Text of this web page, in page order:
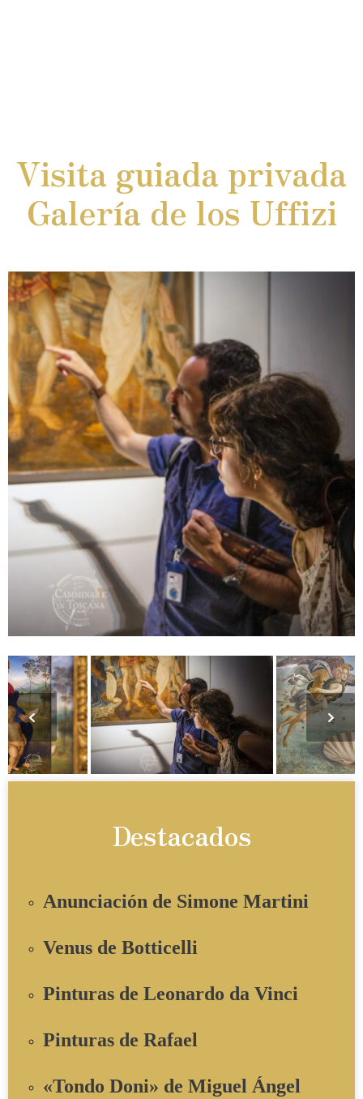
Visita guiada privada
Galería de los Uffizi
Destacados
Anunciación de Simone Martini
Venus de Botticelli
Pinturas de Leonardo da Vinci
Pinturas de Rafael
«Tondo Doni» de Miguel Ángel